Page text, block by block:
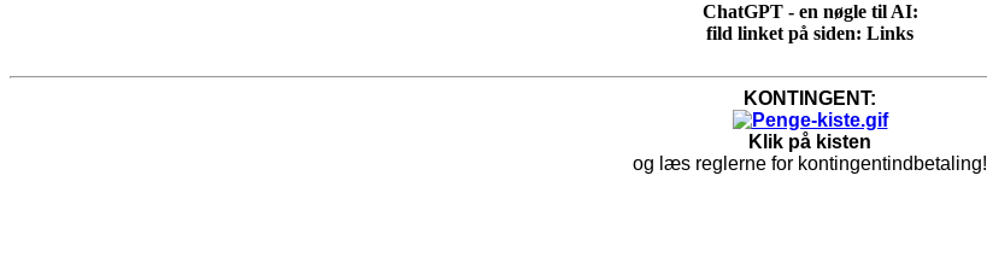
ChatGPT - en nøgle til AI:
fild linket på siden: Links
KONTINGENT:
Klik på kisten
og læs reglerne for kontingentindbetaling!